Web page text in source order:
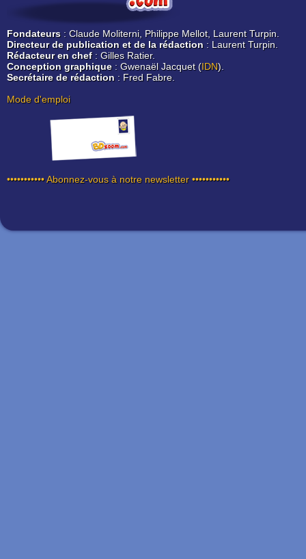
Fondateurs : Claude Moliterni, Philippe Mellot, Laurent Turpin.
Directeur de publication et de la rédaction : Laurent Turpin.
Rédacteur en chef: Gilles Ratier.
Conception graphique: Gwenaël Jacquet (IDN).
Secrétaire de rédaction : Fred Fabre.
Mode d'emploi
••••••••••• Abonnez-vous à notre newsletter •••••••••••